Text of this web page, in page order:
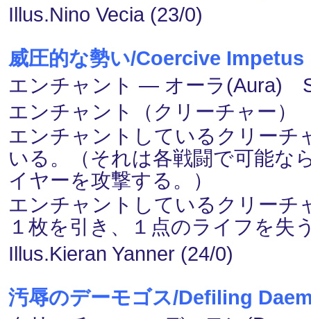
Illus.Nino Vecia (23/0)
威圧的な勢い/Coercive Impetus
エンチャント ― オーラ(Aura)
エンチャント（クリーチャー）
エンチャントしているクリーチ
いる。（それは各戦闘で可能な
イヤーを攻撃する。）
エンチャントしているクリーチ
１枚を引き、１点のライフを失
Illus.Kieran Yanner (24/0)
汚辱のデーモゴス/Defiling